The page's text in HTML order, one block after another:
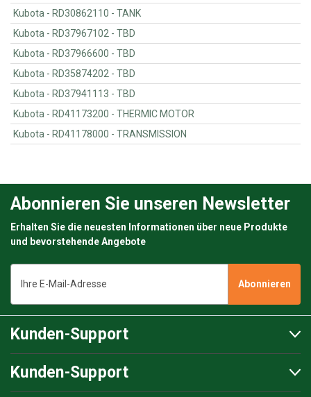
Kubota - RD30862110 - TANK
Kubota - RD37967102 - TBD
Kubota - RD37966600 - TBD
Kubota - RD35874202 - TBD
Kubota - RD37941113 - TBD
Kubota - RD41173200 - THERMIC MOTOR
Kubota - RD41178000 - TRANSMISSION
Abonnieren Sie unseren Newsletter
Erhalten Sie die neuesten Informationen über neue Produkte
und bevorstehende Angebote
Mail-
Kunden-Support
Kunden-Support